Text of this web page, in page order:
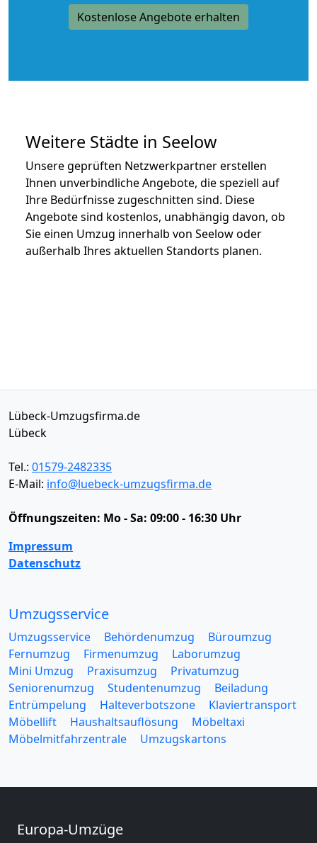
Kostenlose Angebote erhalten
Weitere Städte in Seelow
Unsere geprüften Netzwerkpartner erstellen
Ihnen unverbindliche Angebote, die speziell auf
Ihre Bedürfnisse zugeschnitten sind. Diese
Angebote sind kostenlos, unabhängig davon, ob
Sie einen Umzug innerhalb von Seelow oder
außerhalb Ihres aktuellen Standorts planen.
Lübeck-Umzugsfirma.de
Lübeck
Tel.: 01579-2482335
E-Mail: info@luebeck-umzugsfirma.de
Öffnungszeiten: Mo - Sa: 09:00 - 16:30 Uhr
Impressum
Datenschutz
Umzugsservice
Umzugsservice Behördenumzug
Büroumzug
Fernumzug
Firmenumzug
Laborumzug
Mini Umzug
Praxisumzug
Privatumzug
Seniorenumzug
Studentenumzug
Beiladung
Entrümpelung
Halteverbotszone
Klaviertransport
Möbellift
Haushaltsauflösung
Möbeltaxi
Möbelmitfahrzentrale
Umzugskartons
Europa-Umzüge